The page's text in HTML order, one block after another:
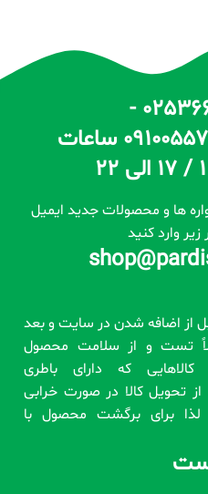
تلفن تماس : 02536617512 -
09126527173 - 09100557173 ساعات
ها و محصولات جدید ایمیل
زیر وارد کنید
از اضافه شدن در سایت و بعد
تست و از سلامت محصول
که دارای باطری
ساعت بعد از تحویل کالا در صورت خرابی
برای برگشت محصول با